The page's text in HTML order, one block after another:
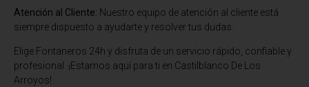
Atención al Cliente: Nuestro equipo de atención al cliente está
siempre dispuesto a ayudarte y resolver tus dudas.
Elige Fontaneros 24h y disfruta de un servicio rápido, confiable y
profesional. ¡Estamos aquí para ti en Castilblanco De Los
Arroyos!